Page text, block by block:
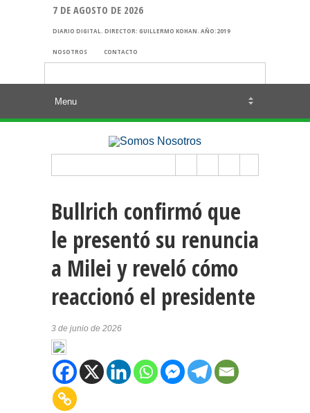
7 DE AGOSTO DE 2026
DIARIO DIGITAL. DIRECTOR: GUILLERMO KOHAN. AÑO:2019
NOSOTROS CONTACTO
Bullrich confirmó que
le presentó su renuncia
a Milei y reveló cómo
reaccionó el presidente
3 de junio de 2026